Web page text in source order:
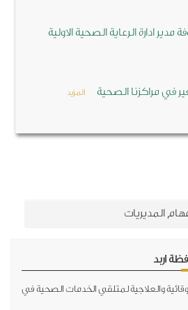
الرعاية الصحية الاولية
الصحية المزيد
لمتلقي الخدمات الصحية في